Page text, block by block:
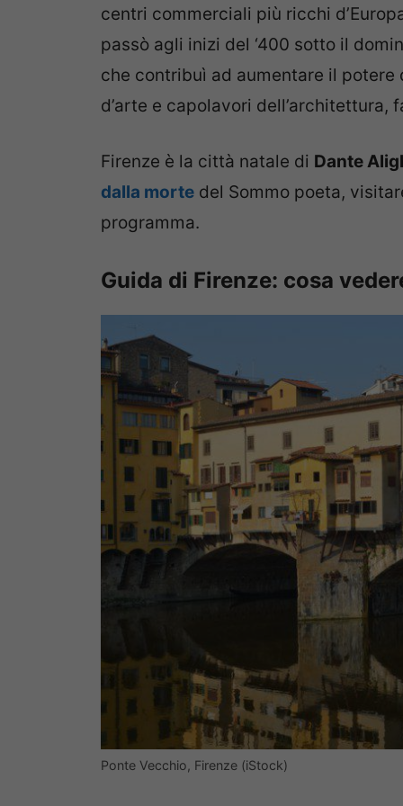
centri commerciali più ricchi
passò agli inizi del ‘400 sotto il
che contribuì ad aumentare il
d’arte e capolavori dell’architettura,
Firenze è la città natale di Dante
dalla morte del Sommo poeta,
programma.
Guida di Firenze: cosa
Ponte Vecchio, Firenze (iStock)